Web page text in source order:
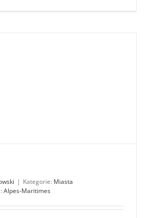
| Kategorie: Miasta
Alpes-Maritimes